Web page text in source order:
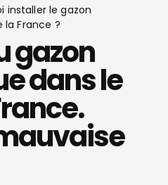
installer le gazon
la France ?
gazon
dans le